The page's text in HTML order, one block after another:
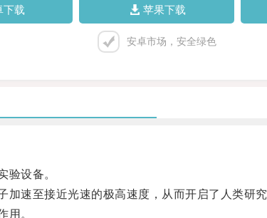
下载 苹果下载
安卓市场，安全绿色
设备。
速至接近光速的极高速度，从而开启了人类研究
。